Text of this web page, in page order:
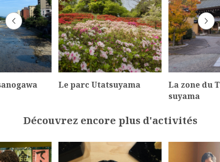
Le parc Utatsuyama
La zone du
suyama
Découvrez encore plus d'activités